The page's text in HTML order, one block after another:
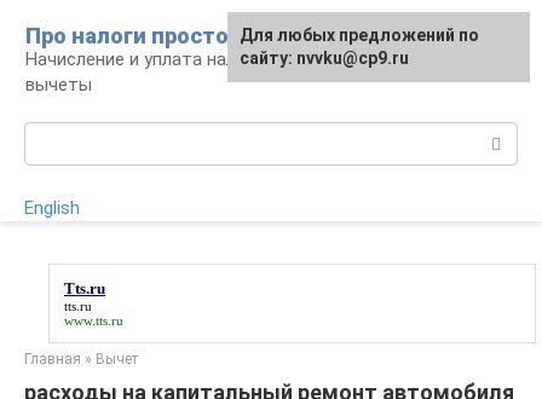
контенту
Про налоги просто
Начисление и уплата налогов, налоговые
вычеты
English
Tts.ru
tts.ru
www.tts.ru
Главная » Вычет
расходы на капитальный ремонт автомобиля
Для любых предложений по
сайту: nvvku@cp9.ru